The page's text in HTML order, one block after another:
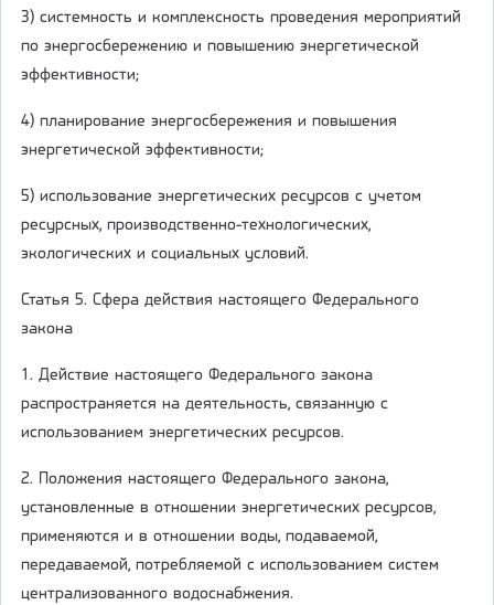
3) системность и комплексность проведения мероприятий
по энергосбережению и повышению энергетической
эффективности;
4) планирование энергосбережения и повышения
энергетической эффективности;
5) использование энергетических ресурсов с учетом
ресурсных, производственно-технологических,
экологических и социальных условий.
Статья 5. Сфера действия настоящего Федерального
закона
1. Действие настоящего Федерального закона
распространяется на деятельность, связанную с
использованием энергетических ресурсов.
2. Положения настоящего Федерального закона,
установленные в отношении энергетических ресурсов,
применяются и в отношении воды, подаваемой,
передаваемой, потребляемой с использованием систем
централизованного водоснабжения.